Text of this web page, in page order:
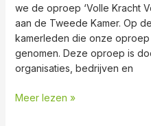
we de oproep ‘Volle Kracht
aan de Tweede Kamer. Op
kamerleden die onze
genomen. Deze oproep is
organisaties, bedrijven en
Meer lezen »